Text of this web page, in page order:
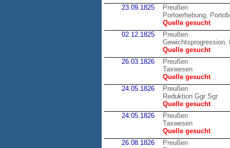
23.09.1825
Preußen
Portoerhebung,
Quelle gesucht
02.12.1825
Preußen
Gewichtsprogression,
Quelle gesucht
26.03.1826
Preußen
Taxwesen
Quelle gesucht
24.05.1826
Preußen
Reduktion Ggr Sgr
Quelle gesucht
24.05.1826
Preußen
Taxwesen
Quelle gesucht
26.08.1826
Preußen